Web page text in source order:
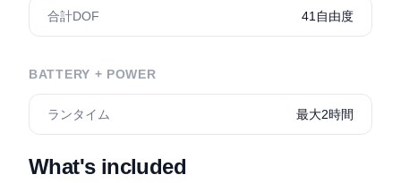
合計DOF 41自由度
BATTERY + POWER
ランタイム 最大2時間
What's included